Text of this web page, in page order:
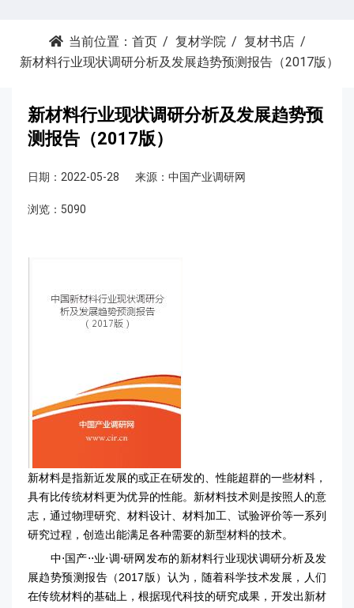
当前位置： 首页 复材学院
复材书店
新材料行业现状调研分析及发展趋势预测报告（2017版）
新材料行业现状调研分析及发展趋势预
测报告（2017版）
日期：2022-05-28 来源：中国产业调研网
浏览：5090
新材料是指新近发展的或正在研发的、性能超群的一些材料，
具有比传统材料更为优异的性能。新材料技术则是按照人的意
志，通过物理研究、材料设计、材料加工、试验评价等一系列
研究过程，创造出能满足各种需要的新型材料的技术。
中⋅国产⋅⋅业⋅调⋅研网发布的新材料行业现状调研分析及发
展趋势预测报告（2017版）认为，随着科学技术发展，人们
在传统材料的基础上，根据现代科技的研究成果，开发出新材